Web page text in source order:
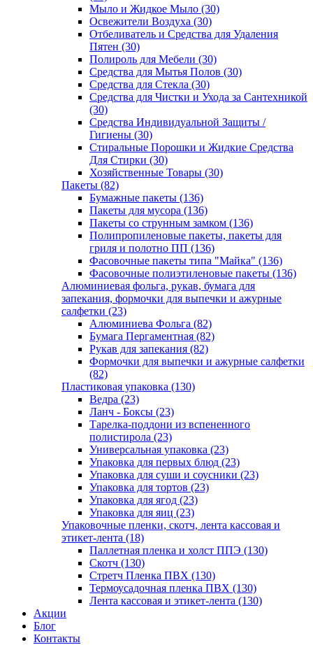
Мыло и Жидкое Мыло (30)
Освежители Воздуха (30)
Отбеливатель и Средства для Удаления
Пятен (30)
Полироль для Мебели (30)
Средства для Мытья Полов (30)
Средства для Стекла (30)
Средства для Чистки и Ухода за Сантехникой
(30)
Средства Индивидуальной Защиты /
Гигиены (30)
Стиральные Порошки и Жидкие Средства
Для Стирки (30)
Хозяйственные Товары (30)
Пакеты (82)
Бумажные пакеты (136)
Пакеты для мусора (136)
Пакеты со струнным замком (136)
Полипропиленовые пакеты, пакеты для
гриля и полотно ПП (136)
Фасовочные пакеты типа "Майка" (136)
Фасовочные полиэтиленовые пакеты (136)
Алюминиевая фольга, рукав, бумага для
запекания, формочки для выпечки и ажурные
салфетки (23)
Алюминиева Фольга (82)
Бумага Пергаментная (82)
Рукав для запекания (82)
Формочки для выпечки и ажурные салфетки
(82)
Пластиковая упаковка (130)
Ведра (23)
Ланч - Боксы (23)
Тарелка-поддони из вспененного
полистирола (23)
Универсальная упаковка (23)
Упаковка для первых блюд (23)
Упаковка для суши и соусники (23)
Упаковка для тортов (23)
Упаковка для ягод (23)
Упаковка для яиц (23)
Упаковочные пленки, скотч, лента кассовая и
этикет-лента (18)
Паллетная пленка и холст ППЭ (130)
Скотч (130)
Стретч Пленка ПВХ (130)
Термоусадочная пленка ПВХ (130)
Лента кассовая и этикет-лента (130)
Акции
Блог
Контакты